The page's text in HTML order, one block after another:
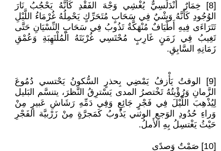
[8] خِمَارٌ أَنْدَلُسِيٌّ يُغْشِي وَجْهَ الفَقْدِ كَأَنَّهُ يَحْجُبُ نَارَ
الوُجُودِ كَأَنَّهُ وَشْيٌ فِي سَحَابٍ مُتَحَرِّكٍ يَحْمِلُهُ غُرْمَاءُ اللَّيْلِ
تَتَرَاءَى فِيهِ أَطْيَافٌ مُنْهَكَّةٌ تَذُوبُ فِي سَحَابِ النِّسْيَانِ حَتَّى
تَغِيبُ فِي زَمَنٍ غَارِبٍ مُحْتَسِي غُرْبَتَهُ الْمُلْتَهِبَةِ وَعُمْقِ
زَمَانِهِ السَّابِقِ.
[9] الوقتُ يَأْزفُ يَمْضِي بِحذرٍ السُّكونُ يَحْتسي دُمُوعَ
الزَّمانِ وَرُؤْيتُهُ تَخْتصرُ المدى يَسْترِقُ النَّظرَ، يتنسَّم البَليل
لِيُذْهِبَ اللَّيْلَ فِي فَجْرٍ جَائِعٍ وَفِي دَمِّهِ رَشَاشِ عَبيرٍ مِنْ
وَراءِ حُدُودِ الوَجعِ الوثني يَذُوبُ كَمَجرَّةٍ مِنْ زَرْبيَّة الفَجْرِ
حَيْثُ يَغْتسِلُ بِهِ الأَملُ.
[10] صَمْتٌ وَصدًى